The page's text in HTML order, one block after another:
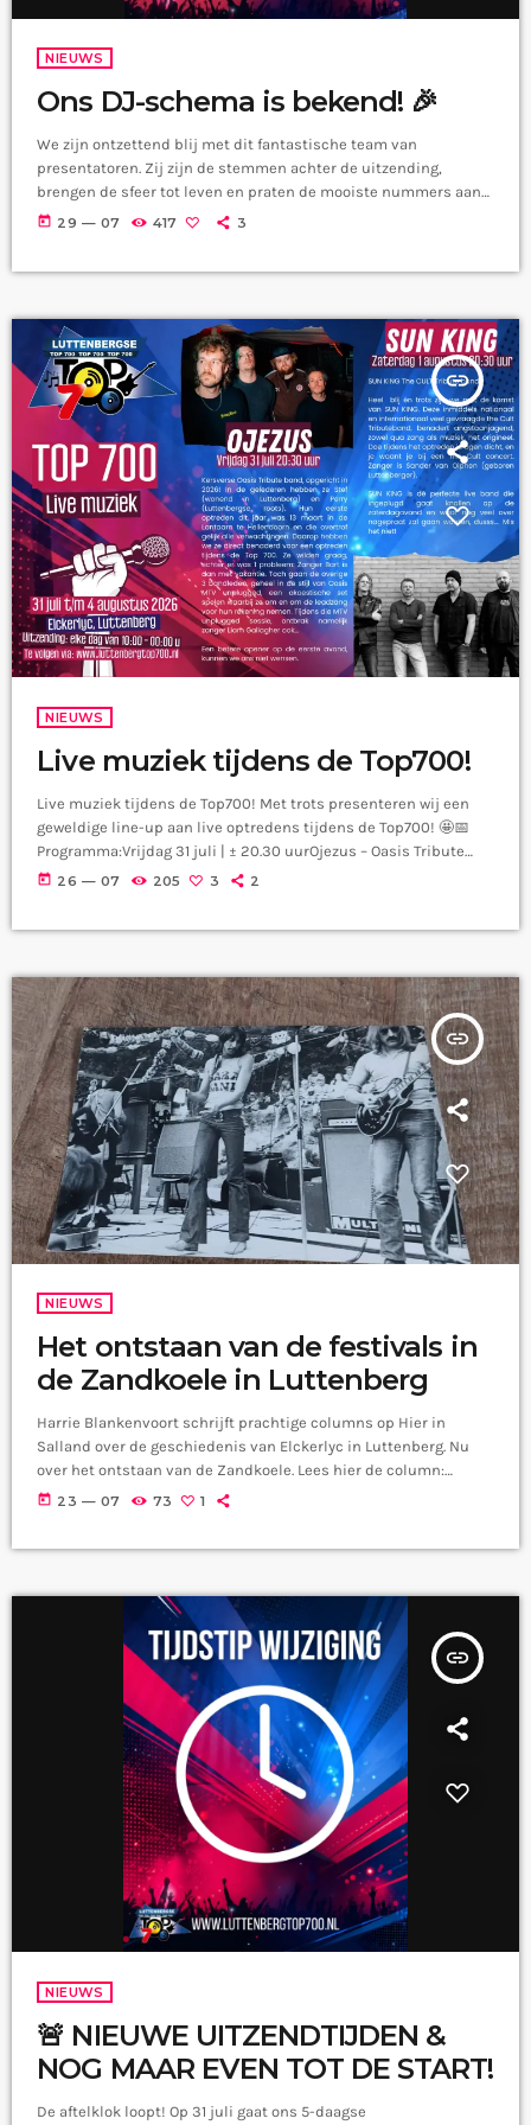
NIEUWS
Ons DJ-schema is bekend! 🎉
We zijn ontzettend blij met dit fantastische team van
presentatoren. Zij zijn de stemmen achter de uitzending,
brengen de sfeer tot leven en praten de mooiste nummers aan
elkaar. Aanstaande vrijdag is het zover! En we beginnen dan met
today 29 — 07 417 3
insert_link
NIEUWS
Live muziek tijdens de Top700!
Live muziek tijdens de Top700! Met trots presenteren wij een
geweldige line-up aan live optredens tijdens de Top700! 🤩📅
Programma:Vrijdag 31 juli | ± 20.30 uurOjezus – Oasis Tribute
BandZaterdag 1 augustus | ± 20.30 uurSun King – The Cult
gezellig […]
today 26 — 07 205 3 2
insert_link
NIEUWS
Het ontstaan van de festivals in
de Zandkoele in Luttenberg
Harrie Blankenvoort schrijft prachtige columns op Hier in
Salland over de geschiedenis van Elckerlyc in Luttenberg. Nu
over het ontstaan van de Zandkoele. Lees hier de column:
https://hierinsalland.nl/het-ontstaan-van-de-festivals-in-de-
today 23 — 07 73 1
insert_link
NIEUWS
🚨 NIEUWE UITZENDTIJDEN &
NOG MAAR EVEN TOT DE START!
De aftelklok loopt! Op 31 juli gaat ons 5-daagse